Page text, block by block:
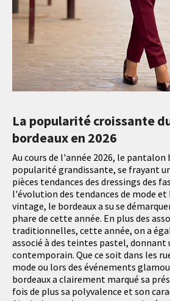
La popularité croissante
bordeaux en 2026
Au cours de l'année 2026, le pantalon
popularité grandissante, se frayant
pièces tendances des dressings des
l'évolution des tendances de mode
vintage, le bordeaux a su se
phare de cette année. En plus des
traditionnelles, cette année, on a
associé à des teintes pastel,
contemporain. Que ce soit dans les
mode ou lors des événements
bordeaux a clairement marqué sa
fois de plus sa polyvalence et son